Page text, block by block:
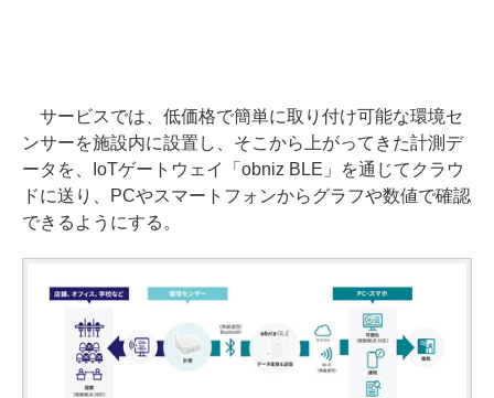
サービスでは、低価格で簡単に取り付け可能な環境セ
ンサーを施設内に設置し、そこから上がってきた計測デ
ータを、IoTゲートウェイ「obniz BLE」を通じてクラウ
ドに送り、PCやスマートフォンからグラフや数値で確認
できるようにする。